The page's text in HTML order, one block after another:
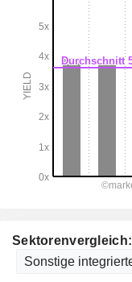
Sektorenvergleich: